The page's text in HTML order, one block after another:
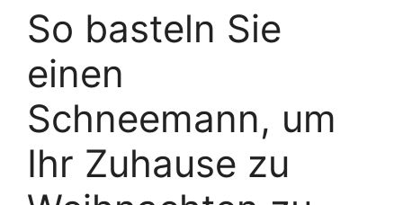
So basteln Sie
einen
Schneemann, um
Ihr Zuhause zu